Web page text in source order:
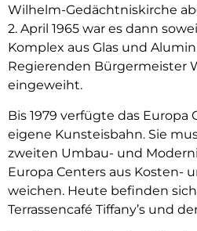
Wilhelm-Gedächtniskirche
2. April 1965 war es dann
Komplex aus Glas und
Regierenden Bürgermeister
eingeweiht.
Bis 1979 verfügte das Europa
eigene Kunsteisbahn. Sie
zweiten Umbau- und
Europa Centers aus Kosten-
weichen. Heute befinden
Terrassencafé Tiffany’s und